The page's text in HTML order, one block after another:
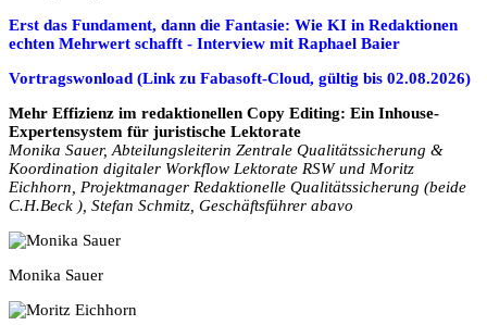
Erst das Fundament, dann die Fantasie: Wie KI in Redaktionen
echten Mehrwert schafft - Interview mit Raphael Baier
Vortragswonload (Link zu Fabasoft-Cloud, gültig bis 02.08.2026)
Mehr Effizienz im redaktionellen Copy Editing: Ein Inhouse-
Expertensystem für juristische Lektorate
Monika Sauer, Abteilungsleiterin Zentrale Qualitätssicherung &
Koordination digitaler Workflow Lektorate RSW und Moritz
Eichhorn, Projektmanager Redaktionelle Qualitätssicherung (beide
C.H.Beck ), Stefan Schmitz, Geschäftsführer abavo
Monika Sauer